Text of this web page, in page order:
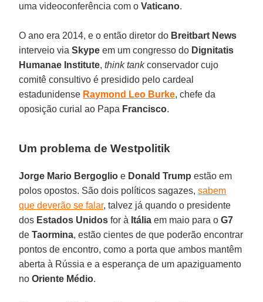
uma videoconferência com oVaticano.
O ano era 2014, e o então diretor do Breitbart News
interveio viaSkype em um congresso do Dignitatis
Humanae Institute,think tankconservador cujo
comitê consultivo é presidido pelo cardeal
estadunidense Raymond Leo Burke, chefe da
oposição curial ao Papa Francisco.
Um problema de Westpolitik
Jorge Mario Bergoglio e Donald Trump estão em
polos opostos. São dois políticos sagazes,sabem
que deverão se falar, talvez já quando o presidente
dos Estados Unidos for à Itália em maio para oG7
deTaormina, estão cientes de que poderão encontrar
pontos de encontro, como a porta que ambos mantêm
aberta à Rússia e a esperança de um apaziguamento
noOriente Médio.